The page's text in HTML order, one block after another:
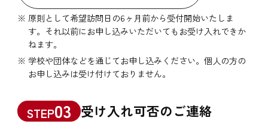
原則として希望訪問日の6ヶ月前から受付開始いたしま
す。それ以前にお申し込みいただいてもお受け入れできか
ねます。
学校や団体などを通じてお申し込みください。個人の方の
お申し込みは受け付けておりません。
STEP03 受け入れ可否のご連絡